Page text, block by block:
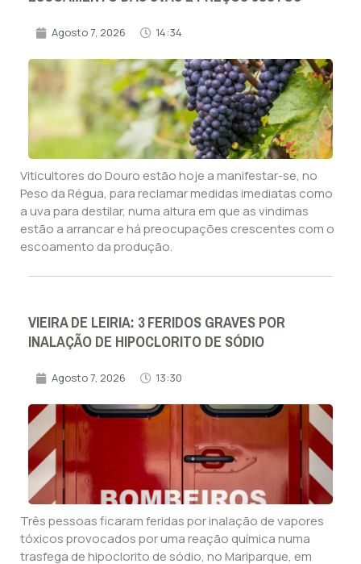
Agosto 7, 2026 14:34
Viticultores do Douro estão hoje a manifestar-se, no
Peso da Régua, para reclamar medidas imediatas como
a uva para destilar, numa altura em que as vindimas
estão a arrancar e há preocupações crescentes com o
escoamento da produção.
VIEIRA DE LEIRIA: 3 FERIDOS GRAVES POR
INALAÇÃO DE HIPOCLORITO DE SÓDIO
Agosto 7, 2026 13:30
Três pessoas ficaram feridas por inalação de vapores
tóxicos provocados por uma reação química numa
trasfega de hipoclorito de sódio, no Mariparque, em